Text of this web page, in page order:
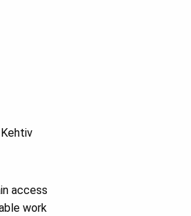
access
work